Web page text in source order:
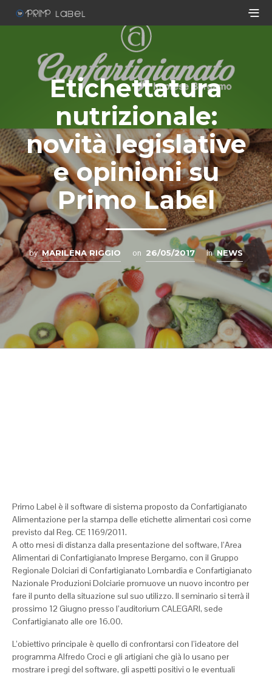
Etichettatura
nutrizionale:
novità legislative
e opinioni su
Primo Label
by MARILENA RIGGIO on 26/05/2017 in NEWS
Primo Label è il software di sistema proposto da Confartigianato
Alimentazione per la stampa delle etichette alimentari così come
previsto dal Reg. CE 1169/2011.
A otto mesi di distanza dalla presentazione del software, l’Area
Alimentari di Confartigianato Imprese Bergamo, con il Gruppo
Regionale Dolciari di Confartigianato Lombardia e Confartigianato
Nazionale Produzioni Dolciarie promuove un nuovo incontro per
fare il punto della situazione sul suo utilizzo. Il seminario si terrà il
prossimo 12 Giugno presso l’auditorium CALEGARI, sede
Confartigianato alle ore 16.00.
L’obiettivo principale è quello di confrontarsi con l’ideatore del
programma Alfredo Croci e gli artigiani che già lo usano per
mostrare i pregi del software, gli aspetti positivi o le eventuali